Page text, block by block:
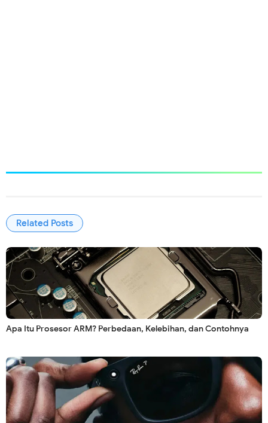
Related Posts
Apa Itu Prosesor ARM? Perbedaan, Kelebihan, dan Contohnya